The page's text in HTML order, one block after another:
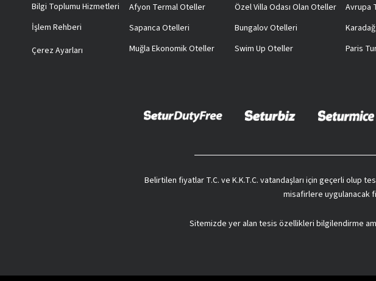
Bilgi Toplumu Hizmetleri
İşlem Rehberi
Çerez Ayarları
Afyon Termal Oteller
Sapanca Otelleri
Muğla Ekonomik Oteller
Özel Villa Odası Olan Oteller
Bungalov Otelleri
Swim Up Oteller
Avrupa
Paris
Belirtilen fiyatlar T.C. ve K.K.T.C. vatandaşları için geçerli olup
misafirlere uygulanacak
Sitemizde yer alan tesis özellikleri bilgilendirme